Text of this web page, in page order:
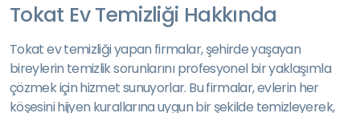
Tokat Ev Temizliği Hakkında
Tokat ev temizliği yapan firmalar, şehirde yaşayan
bireylerin temizlik sorunlarını profesyonel bir yaklaşımla
çözmek için hizmet sunuyorlar. Bu firmalar, evlerin her
köşesini hijyen kurallarına uygun bir şekilde temizleyerek,